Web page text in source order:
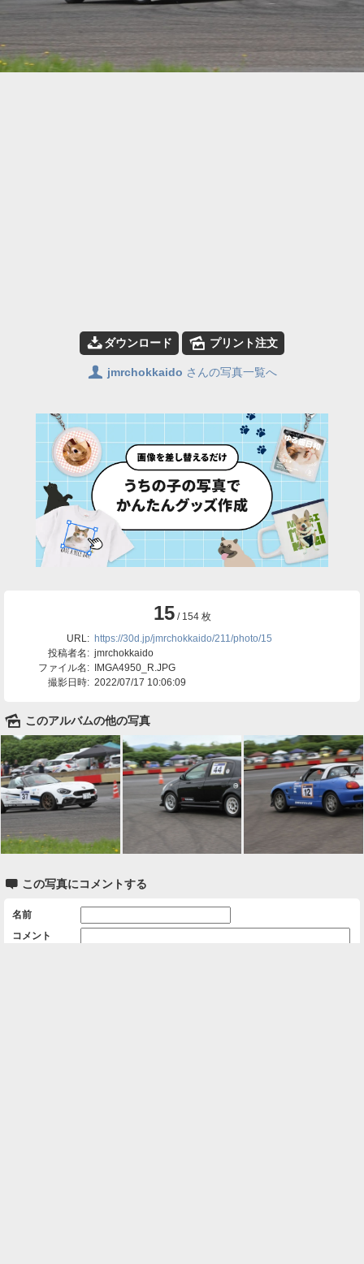
📥ダウンロード 🌄 プリント注文
👤 jmrchokkaido さんの写真一覧へ
15 / 154 枚
URL: https://30d.jp/jmrchokkaido/211/photo/15
投稿者名: jmrchokkaido
ファイル名: IMGA4950_R.JPG
撮影日時: 2022/07/17 10:06:09
🌄 このアルバムの他の写真
 この写真にコメントする
名前
コメント